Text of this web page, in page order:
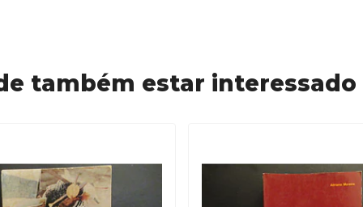
também estar interessado